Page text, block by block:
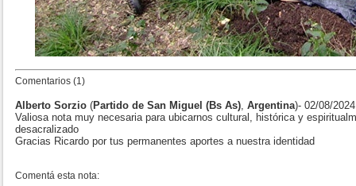
Comentarios (1)
Alberto Sorzio (Partido de San Miguel (Bs As) Argentina)- 02/08/2024
Valiosa nota muy necesaria para ubicarnos cultural, histórica y
desacralizado
Gracias Ricardo por tus permanentes aportes a nuestra identidad
Comentá esta nota: